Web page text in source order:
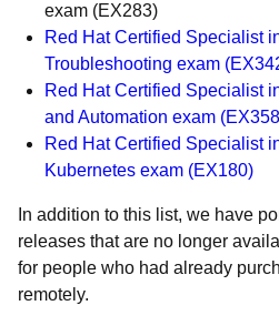
exam (EX283)
Red Hat Certified Specialist
Troubleshooting exam (
Red Hat Certified Specialist
and Automation exam
Red Hat Certified Specialist
Kubernetes exam (EX180)
In addition to this list, we have
releases that are no longer
for people who had already
remotely.